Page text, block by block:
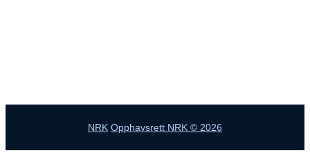
NRK Opphavsrett NRK © 2026